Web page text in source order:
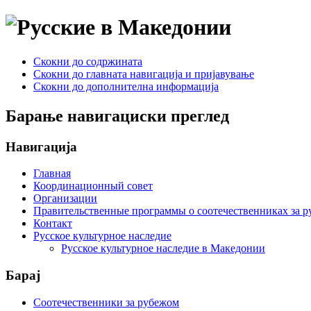
Скокни до содржината
Скокни до главната навигација и пријавување
Скокни до дополнителна информација
Барање навигациски преглед
Навигација
Главная
Координационный совет
Организации
Правительственные программы о соотечественниках за
Контакт
Русское культурное наследие
Русское культурное наследие в Македонии
Барај
Соотечественники за рубежом